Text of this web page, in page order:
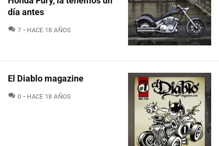
día antes
7 COMENTARIOS
HACE 18 AÑOS
El Diablo magazine
0 COMENTARIOS
HACE 18 AÑOS